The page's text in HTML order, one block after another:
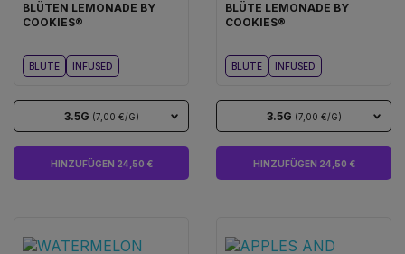
BLÜTEN LEMONADE BY
COOKIES®
BLÜTE INFUSED
3.5G (7,00 €/G)
HINZUFÜGEN 24,50 €
BLÜTE LEMONADE BY
COOKIES®
BLÜTE INFUSED
3.5G (7,00 €/G)
HINZUFÜGEN 24,50 €